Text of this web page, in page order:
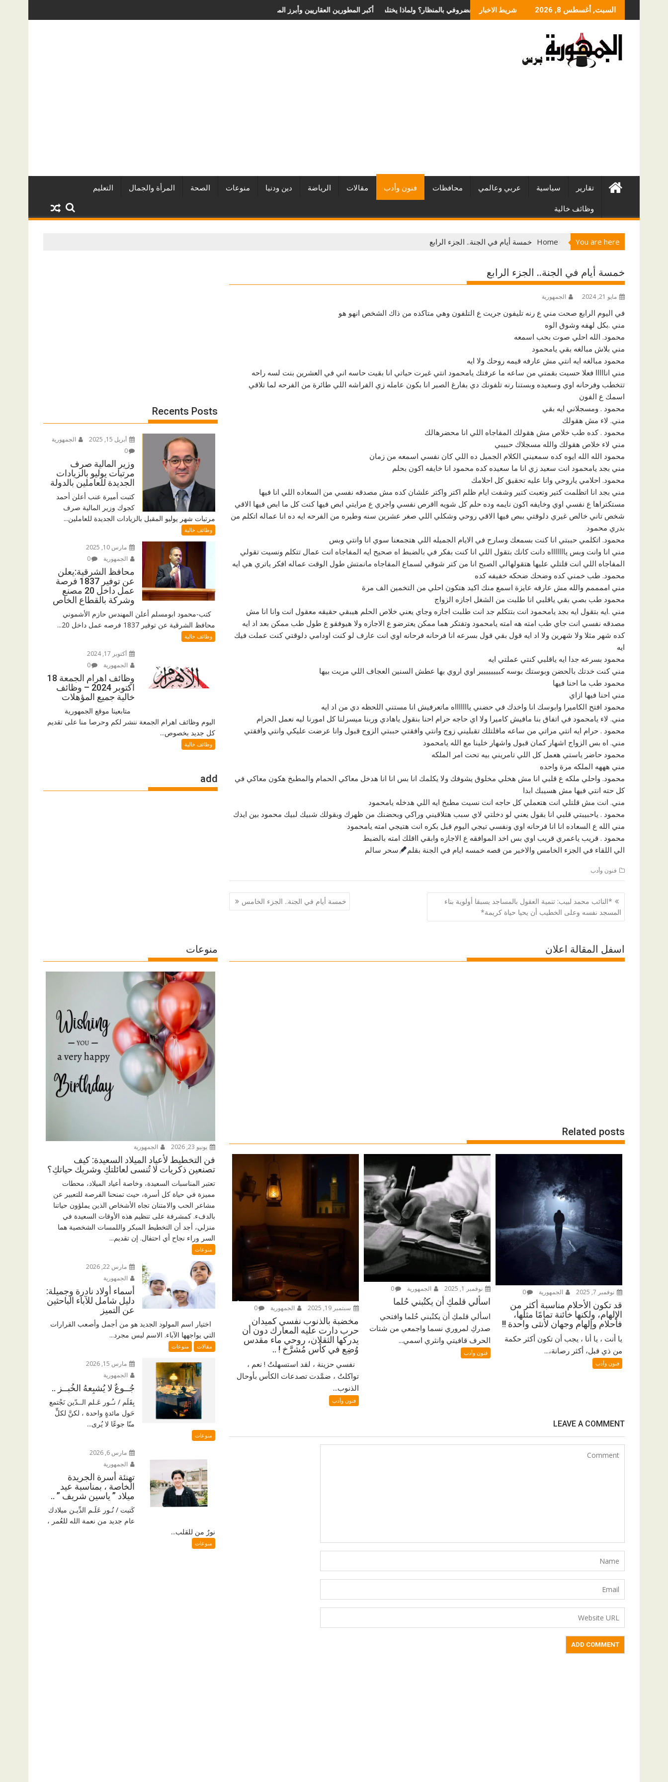
to
السبت, أغسطس 8, 2026 شريط الاخبار أفضل شركات التطوير العقاري في مصر من URE | أكبر المطورين العقاريين وأبرز المشروعاتما الذي يحدد سعر عملية الانزلاق الغضروفي بالمنظار؟ ولماذا يختلف من مريض لآخر؟
تقارير سياسية عربي وعالمي محافظات فنون وأدب مقالات الرياضة دين ودنيا منوعات الصحة المرأة والجمال التعليم
وظائف خالية
You are here
Home خمسة أيام في الجنة.. الجزء الرابع
خمسة أيام في الجنة.. الجزء الرابع
مايو 21, 2024 الجمهورية
في اليوم الرابع صحت مني ع رنه تليفون جريت ع التلفون وهي متاكده من ذاك الشخص انهو هو
مني .بكل لهفه وشوق الوه
محمود. الله احلي صوت بحب اسمعه
مني بلاش مبالغه بقي يامحمود
محمود مبالغه ايه انتي مش عارفه قيمه روحك ولا ايه
مني انااااا فعلا حسيت بقمتي من ساعه ما عرفتك يامحمود انتي غيرت حياتي انا بقيت حاسه اني في العشرين بنت لسه راحه
تتخطب وفرحانه اوي وسعيده وبستنا رنه تلفونك دي بفارغ الصبر انا بكون عامله زي الفراشه اللي طائرة من الفرحه لما تلاقي
اسمك ع الفون
محمود . ومسجلاني ايه بقي
مني. لاء مش هقولك
محمود . كده طب خلاص مش هقولك المفاجاه اللي انا محضرهالك
مني لاء خلاص هقولك والله مسجلاك حبيبي
محمود الله الله ايوه كده سمعيني الكلام الجميل ده اللي كان نفسي اسمعه من زمان
مني بجد يامحمود انت سعيد زي انا ما سعيده كده محمود انا خايفه اكون بحلم
محمود. احلامي ياروحي وانا عليه تحقيق كل احلامك
مني بجد انا اتظلمت كتير وتعبت كتير وشفت ايام ظلم اكتر واكتر علشان كده مش مصدقه نفسي من السعاده اللي انا فيها
مستكتراها ع نفسي اوي وخايفه اكون نايمه وده حلم كل شويه ااقرص نفسي واجري ع مرايتي ابص فيها كنت كل ما ابص فيها الاقي
شخص تاني خالص غيري دلوقتي ببص فيها الاقي روحي وشكلي اللي صغر عشرين سنه وطيره من الفرحه ايه ده انا عماله اتكلم من
بدري محمود
محمود. اتكلمي حببتي انا كنت بسمعك وسارح في الايام الجميله اللي هتجمعنا سوي انا وانتي وبس
مني انا وانت وبس ياااااااه دانت كانك بتقول اللي انا كنت بفكر في بالضبط اه صحيح ايه المفاجاه انت عمال تتكلم ونسيت تقولي
المفاجاه اللي انت قلتلي عليها هتقولهالي الصبح انا من كتر شوقي لسماع المفاجاه مانمتش طول الوقت عماله افكر ياتري هي ايه
محمود. طب خمني كده وضحك ضحكه خفيفه كده
مني اممممم والله مش عارفه عايزة اسمع منك اكيد هتكون احلي من التخمين الف مرة
محمود طب بصي بقي ياقلبي انا طلبت من الشغل اجازه الزواج
مني .ايه بتقول ايه بجد يامحمود انت بتتكلم جد انت طلبت اجازه وجاي يعني خلاص الحلم هيبقي حقيقه معقول انت وانا انا مش
مصدقه نفسي انت جاي طب امته هه امته يامحمود وتفتكر هما ممكن يعترضو ع الاجازه ولا هيوفقو ع طول طب ممكن بعد اد ايه
كده شهر مثلا ولا شهرين ولا اد ايه قول بقي قول بسرعه انا فرحانه فرحانه اوي انت عارف لو كنت اودامي دلوقتي كنت عملت فيك
ايه
محمود بسرعه جدا ايه ياقلبي كنتي عملتي ايه
مني كنت خدتك بالحضن وبوستك بوسه كبييييييير اوي اروي بها عطش السنين العجاف اللي مريت بيها
محمود طب ما احنا فيها
مني احنا فيها ازاي
محمود افتح الكاميرا وابوسك انا واخدك في حضني ياااااااه ماتعرفيش انا مستني اللحظه دي من اد ايه
مني. لاء يامحمود في اتفاق بنا مافيش كاميرا ولا اي حاجه حرام احنا بنقول ياهادي وربنا ميسرلنا كل امورنا ليه نعمل الحرام
محمود . حرام ايه انتي مراتي من ساعه ماقلتلك تقبليني زوج وانتي وافقتي حببتي الزوج قبول وانا عرضت عليكي وانتي وافقتي
مني. اه بس الزواج اشهار كمان قبول واشهار خلينا مع الله يامحمود
محمود حاضر ياستي هعمل كل اللي تامريني بيه تحت امر الملكه
مني هههه الملكه مرة واحده
محمود. واحلي ملكه ع قلبي انا مش هخلي مخلوق يشوفك ولا يكلمك انا بس انا انا هدخل معاكي الحمام والمطبخ هكون معاكي في
كل حته انتي فيها مش هسيبك ابدا
مني. انت مش قلتلي انت هتعملي كل حاجه انت نسيت مطبخ ايه اللي هدخله يامحمود
محمود . ياحبيبتي قلبي انا بقول يعني لو دخلتي لاي سبب هتلاقيني وراكي وبحضنك من ظهرك وبقولك شبيك لبيك محمود بين ايدك
مني الله ع السعاده انا انا فرحانه اوي ونفسي تيجي اليوم قبل بكره انت هتيجي امته يامحمود
محمود . قريب ياعمري قريب اوي بس اخد الموافقه ع الاجازه وابقي ااقلك امته بالضبط
الي اللقاء في الجزء الخامس والاخير من قصه خمسه ايام في الجنة بقلم
سحر سالم
فنون وأدب
تصفّح
المقالات
*النائب محمد لبيب: تنمية العقول بالمساجد يسبقا أولوية بناء
المسجد نفسه وعلى الخطيب أن يحيا حياة كريمة*
خمسة أيام في الجنة.. الجزء الخامس
اسفل المقالة اعلان
Related posts
نوفمبر 7, 2025 الجمهورية 0
قد تكون الأحلام مناسبة أكثر من
الإلهام، ولكنها خائنة تمامًا مثلها،
فأحلام وإلهام وجهان لأنثى واحدة !!
يا أنت ، يا أنا ، يجب أن تكون أكثر حكمة
من ذي قبل، أكثر رصانة،...
فنون وأدب
نوفمبر 1, 2025 الجمهورية 0
اسألي قلمكِ أن يكتُبني حُلما
اسألي قلمكِ أن يكتُبني حُلما وافتحي
صدركِ لمروري نسما واجمعي من شتات
الحرف قافيتي وانثري اسمي...
فنون وأدب
سبتمبر 19, 2025 الجمهورية 0
مخضبة بالذنوب نفسي كميدان
حرب دارت عليه المعارك دون أن
يدركها الثقلان، روحي ماء مقدس
وُضِع في كأس مُشرَّخ ! ..
نفسي حزينة ، لقد استسهلتُ ! نعم ،
تواكلتُ ، ضمَّدت تصدعات الكأس بأوحال
الذنوب...
فنون وأدب
LEAVE A COMMENT
Recents Posts
أبريل 15, 2025
الجمهورية
0
وزير المالية صرف
مرتبات يوليو بالزيادات
الجديدة للعاملين بالدولة
كتبت أميرة عنب أعلن أحمد
كجوك وزير المالية صرف
مرتبات شهر يوليو المقبل بالزيادات الجديدة للعاملين...
وظائف خالية
مارس 10, 2025
الجمهورية
0
محافظ الشرقية:يعلن
عن توفير 1837 فرصة
عمل داخل 20 مصنع
وشركة بالقطاع الخاص
كتب-محمود ابومسلم أعلن المهندس حازم الأشموني
محافظ الشرقية عن توفير 1837 فرصه عمل داخل 20...
وظائف خالية
أكتوبر 17, 2024
الجمهورية
0
وظائف اهرام الجمعة 18
اكتوبر 2024 – وظائف
خالية جميع المؤهلات
متابعينا موقع الجمهورية
اليوم وظائف اهرام الجمعة ننشر لكم وحرصا منا على تقديم
كل جديد بخصوص...
وظائف خالية
add
منوعات
يونيو 23, 2026 الجمهورية
فن التخطيط لأعياد الميلاد السعيدة: كيف
تصنعين ذكريات لا تُنسى لعائلتكِ وشريك حياتكِ؟
تعتبر المناسبات السعيدة، وخاصة أعياد الميلاد، محطات
مميزة في حياة كل أسرة، حيث تمنحنا الفرصة للتعبير عن
مشاعر الحب والامتنان تجاه الأشخاص الذين يملؤون حياتنا
بالدفء. كمشرفة على تنظيم هذه الأوقات السعيدة في
منزلي، أجد أن التخطيط المبكر واللمسات الشخصية هما
السر وراء نجاح أي احتفال. إن تقديم...
منوعات
مارس 22, 2026
الجمهورية
أسماء أولاد نادرة وجميلة:
دليل شامل للآباء الباحثين
عن التميز
اختيار اسم المولود الجديد هو من أجمل وأصعب القرارات
التي يواجهها الآباء. الاسم ليس مجرد...
مقالات منوعات
مارس 15, 2026
الجمهورية
جُــوعٌ لا يُشبِعهُ الخُبــز ..
بِقَلَم / نـُـور عَـلم الــدّين نَجْتمع
حَول مائدةٍ واحدة ، لكنَّ لكلٍّ
منّا جوعًا لا يُرى...
منوعات
مارس 6, 2026
الجمهورية
تهنئة أسرة الجريدة
الخاصة ، بمناسبة عيد
ميلاد ” ياسين شريف ” ..
كَتبت / نُـور عَلَـم الدِّيـن ميلادك
عام جديد من نعمة الله للعُمر ،
نورٌ من للقلب...
منوعات